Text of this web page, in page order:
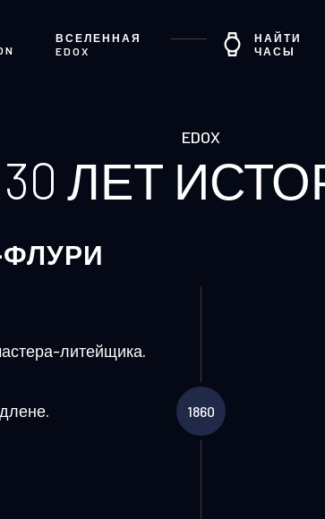
ВСЕЛЕННАЯ
EDOX
НАЙТИ
ЧАСЫ
1860
EDOX
ЛЕТ
литейщика.